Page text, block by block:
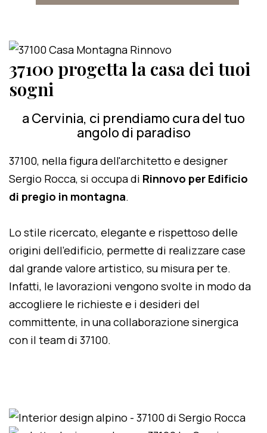
37100 progetta la casa dei tuoi
sogni
a Cervinia, ci prendiamo cura del tuo
angolo di paradiso
37100, nella figura dell'architetto e designer
Sergio Rocca, si occupa di Rinnovo per Edificio
di pregio in montagna.
Lo stile ricercato, elegante e rispettoso delle
origini dell'edificio, permette di realizzare case
dal grande valore artistico, su misura per te.
Infatti, le lavorazioni vengono svolte in modo da
accogliere le richieste e i desideri del
committente, in una collaborazione sinergica
con il team di 37100.